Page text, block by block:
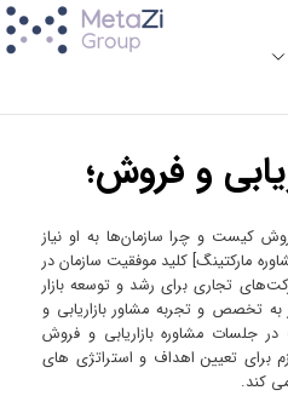
و فروش؛
کیست و چرا سازمان‌ها به او نیاز
مارکتینگ] کلید موفقیت سازمان در
تجاری برای رشد و توسعه بازار
تخصص و تجربه مشاور بازاریابی و
جلسات مشاوره بازاریابی و فروش
برای تعیین اهداف و استراتژی های
کند.